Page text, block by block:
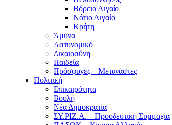
Βόρειο Αιγαίο
Νότιο Αιγαίο
Κρήτη
Άμυνα
Αστυνομικό
Δικαιοσύνη
Παιδεία
Πρόσφυγες – Μετανάστες
Πολιτική
Επικαιρότητα
Βουλή
Νέα Δημοκρατία
ΣΥ.ΡΙΖ.Α. – Προοδευτική Συμμαχία